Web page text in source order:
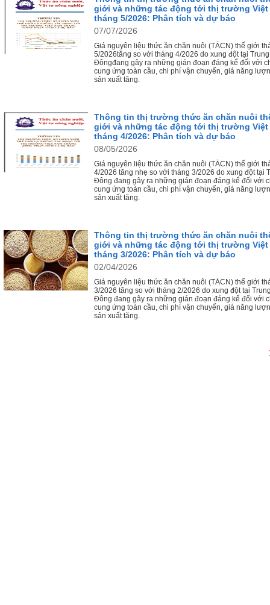
giới và những tác động tới thị trường Việt
tháng 5/2026: Phân tích và dự báo
07/07/2026
Giá nguyên liệu thức ăn chăn nuôi (TĂCN) thế giới
5/2026tăng so với tháng 4/2026 do xung đột tại Trung
Đôngđang gây ra những gián đoạn đáng kể đối với
cung ứng toàn cầu, chi phí vận chuyển, giá năng
sản xuất tăng.
Thông tin thị trường thức ăn chăn nuôi
giới và những tác động tới thị trường Việt
tháng 4/2026: Phân tích và dự báo
08/05/2026
Giá nguyên liệu thức ăn chăn nuôi (TĂCN) thế giới
4/2026 tăng nhẹ so với tháng 3/2026 do xung đột tại
Đông đang gây ra những gián đoạn đáng kể đối với
cung ứng toàn cầu, chi phí vận chuyển, giá năng
sản xuất tăng.
Thông tin thị trường thức ăn chăn nuôi
giới và những tác động tới thị trường Việt
tháng 3/2026: Phân tích và dự báo
02/04/2026
Giá nguyên liệu thức ăn chăn nuôi (TĂCN) thế giới
3/2026 tăng so với tháng 2/2026 do xung đột tại
Đông đang gây ra những gián đoạn đáng kể đối với
cung ứng toàn cầu, chi phí vận chuyển, giá năng
sản xuất tăng.